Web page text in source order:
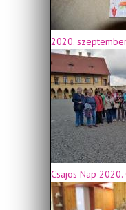
2020.
Csajos Nap 2020.